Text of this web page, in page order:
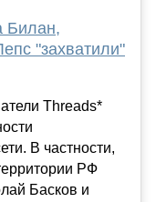
Билан,
"захватили"
Threads*
В частности,
РФ
Басков и